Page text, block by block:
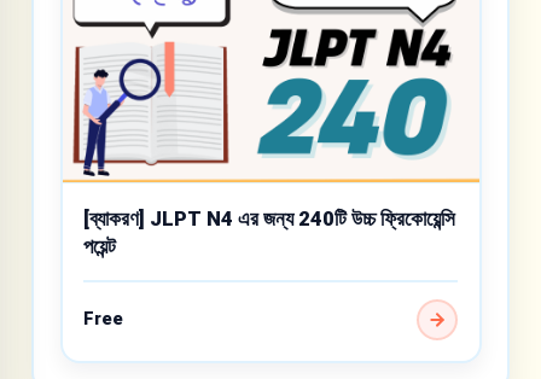
[ব্যাকরণ] JLPT N4 এর জন্য 240টি উচ্চ ফ্রিকোয়েন্সি
পয়েন্ট
Free